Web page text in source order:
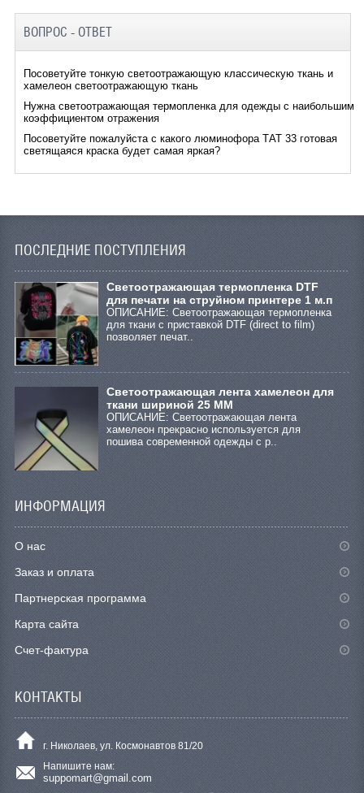
ВОПРОС - ОТВЕТ
Посоветуйте тонкую светоотражающую классическую ткань и
хамелеон светоотражающую ткань
Нужна светоотражающая термопленка для одежды с наибольшим
коэффициентом отражения
Посоветуйте пожалуйста с какого люминофора ТАТ 33 готовая
светящаяся краска будет самая яркая?
ПОСЛЕДНИЕ ПОСТУПЛЕНИЯ
Cветоотражающая термопленка DTF
для печати на струйном принтере 1 м.п
ОПИСАНИЕ: Светоотражающая термопленка
для ткани с приставкой DTF (direct to film)
позволяет печат..
Светоотражающая лента хамелеон для
ткани шириной 25 ММ
ОПИСАНИЕ: Светоотражающая лента
хамелеон прекрасно используется для
пошива современной одежды с р..
ИНФОРМАЦИЯ
О нас
Заказ и оплата
Партнерская программа
Карта сайта
Счет-фактура
КОНТАКТЫ
г. Николаев, ул. Космонавтов 81/20
Напишите нам:
suppomart@gmail.com